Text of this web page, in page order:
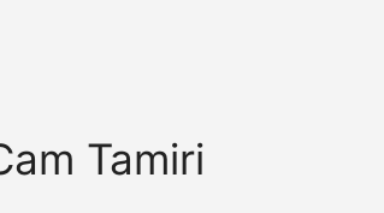
Tamiri